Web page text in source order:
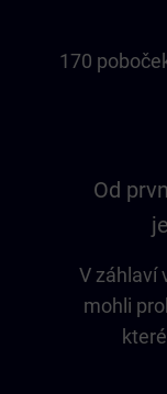
170
Od
V záhlaví
mohli